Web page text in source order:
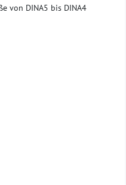
e von DINA5 bis DINA4